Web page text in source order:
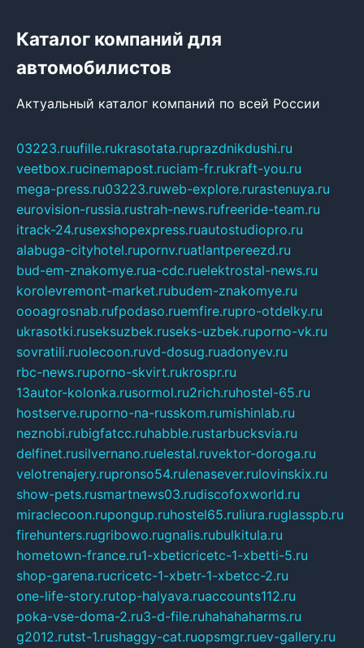
Каталог компаний для
автомобилистов
Актуальный каталог компаний по всей России
03223.ruufille.rukrasotata.ruprazdnikdushi.ru
veetbox.rucinemapost.ruciam-fr.rukraft-you.ru
mega-press.ru03223.ruweb-explore.rurastenuya.ru
eurovision-russia.rustrah-news.rufreeride-team.ru
itrack-24.rusexshopexpress.ruautostudiopro.ru
alabuga-cityhotel.rupornv.ruatlantpereezd.ru
bud-em-znakomye.rua-cdc.ruelektrostal-news.ru
korolevremont-market.rubudem-znakomye.ru
oooagrosnab.rufpodaso.ruemfire.rupro-otdelky.ru
ukrasotki.ruseksuzbek.ruseks-uzbek.ruporno-vk.ru
sovratili.ruolecoon.ruvd-dosug.ruadonyev.ru
rbc-news.ruporno-skvirt.rukrospr.ru
13autor-kolonka.rusormol.ru2rich.ruhostel-65.ru
hostserve.ruporno-na-russkom.rumishinlab.ru
neznobi.rubigfatcc.ruhabble.rustarbucksvia.ru
delfinet.rusilvernano.ruelestal.ruvektor-doroga.ru
velotrenajery.rupronso54.rulenasever.rulovinskix.ru
show-pets.rusmartnews03.rudiscofoxworld.ru
miraclecoon.rupongup.ruhostel65.ruliura.ruglasspb.ru
firehunters.rugribowo.rugnalis.rubulkitula.ru
hometown-france.ru1-xbeticricetc-1-xbetti-5.ru
shop-garena.rucricetc-1-xbetr-1-xbetcc-2.ru
one-life-story.rutop-halyava.ruaccounts112.ru
poka-vse-doma-2.ru3-d-file.ruhahahaharms.ru
g2012.rutst-1.rushaggy-cat.ruopsmgr.ruev-gallery.ru